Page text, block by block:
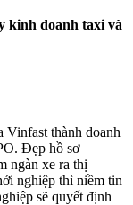
kinh doanh taxi và
Vinfast thành doanh
Đẹp hồ sơ
ngàn xe ra thị
nghiệp thì niềm tin
sẽ quyết định